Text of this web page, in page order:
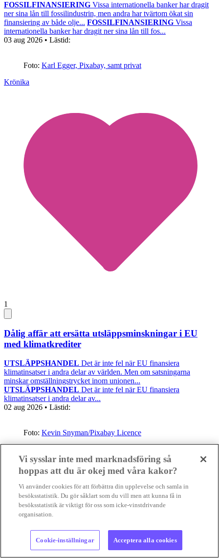
FOSSILFINANSIERING Vissa internationella banker har dragit
ner sina lån till fossilindustrin, men andra har tvärtom ökat sin
finansiering av både olje... FOSSILFINANSIERING Vissa
internationella banker har dragit ner sina lån till fos...
03 aug 2026 • Lästid:
Foto: Karl Egger, Pixabay, samt privat
Krönika
1
Dålig affär att ersätta utsläppsminskningar i EU
med klimatkrediter
UTSLÄPPSHANDEL Det är inte fel när EU finansiera
klimatinsatser i andra delar av världen. Men om satsningarna
minskar omställningstrycket inom unionen...
UTSLÄPPSHANDEL Det är inte fel när EU finansiera
klimatinsatser i andra delar av...
02 aug 2026 • Lästid:
Foto: Kevin Snyman/Pixabay Licence
Vi sysslar inte med marknadsföring så
hoppas att du är okej med våra kakor?
Vi använder cookies för att förbättra din upplevelse och samla in
besöksstatistik. Du gör såklart som du vill men att kunna få in
besöksstatistik är viktigt för oss som icke-vinstdrivande
organisation.
Cookie-inställningar Acceptera alla cookies